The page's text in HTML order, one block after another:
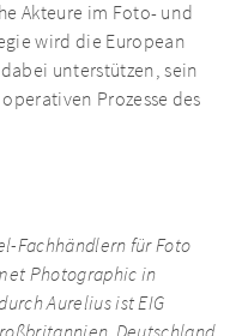
Akteure im Foto- und
wird die European
unterstützen, sein
Prozesse des
Fachhändlern für Foto
Photographic in
Aurelius ist EIG